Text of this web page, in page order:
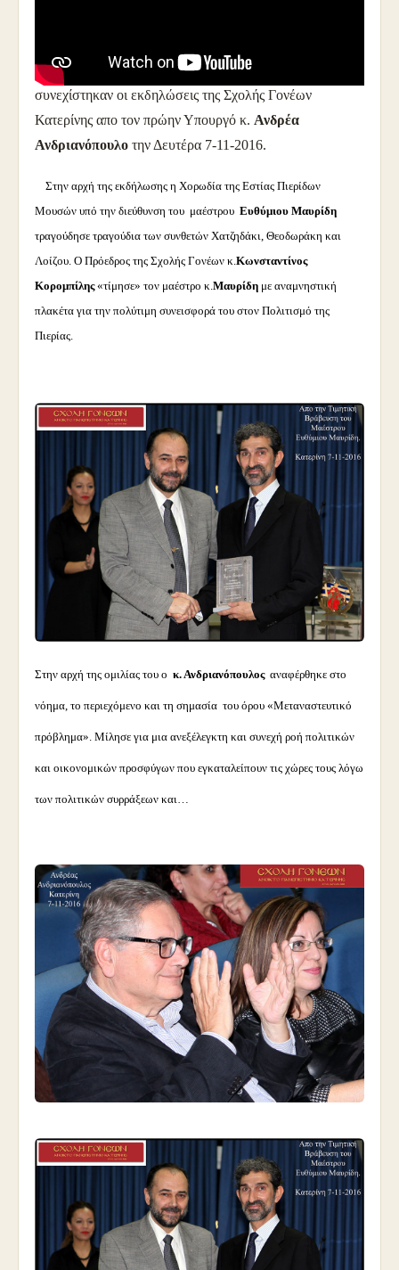
“Μεταναστευτικό Πρόβλημα” στη χώρα μας
συνεχίστηκαν οι εκδηλώσεις της Σχολής Γονέων
Κατερίνης απο τον πρώην Υπουργό κ. Ανδρέα
Ανδριανόπουλο την Δευτέρα 7-11-2016.
Στην αρχή της εκδήλωσης η Χορωδία της Εστίας Πιερίδων
Μουσών υπό την διεύθυνση του μαέστρου Ευθύμιου Μαυρίδη
τραγούδησε τραγούδια των συνθετών Χατζηδάκι, Θεοδωράκη και
Λοίζου. Ο Πρόεδρος της Σχολής Γονέων κ. Κωνσταντίνος
Κορομπίλης«τίμησε» τον μαέστρο κ. Μαυρίδη με αναμνηστική
πλακέτα για την πολύτιμη συνεισφορά του στον Πολιτισμό της
Πιερίας.
Στην αρχή της ομιλίας του ο κ. Ανδριανόπουλοςαναφέρθηκε στο
νόημα, το περιεχόμενο και τη σημασία του όρου «Μεταναστευτικό
πρόβλημα». Μίλησε για μια ανεξέλεγκτη και συνεχή ροή πολιτικών
και οικονομικών προσφύγων που εγκαταλείπουν τις χώρες τους λόγω
των πολιτικών συρράξεων και…